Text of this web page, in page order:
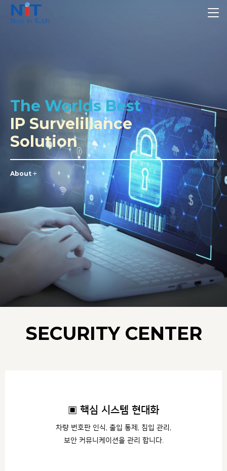
The Worlds Best
IP Survelillance
Solution
About
SECURITY CENTER
▣ 핵심 시스템 현대화
차량 번호판 인식, 출입 통제, 침입 관리,
보안 커뮤니케이션을 관리 합니다.